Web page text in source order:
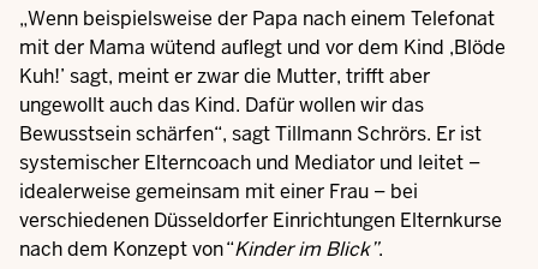
„Wenn beispielsweise der Papa nach einem Telefonat
mit der Mama wütend auflegt und vor dem Kind ,Blöde
Kuh!’ sagt, meint er zwar die Mutter, trifft aber
ungewollt auch das Kind. Dafür wollen wir das
Bewusstsein schärfen“, sagt Tillmann Schrörs. Er ist
systemischer Elterncoach und Mediator und leitet –
idealerweise gemeinsam mit einer Frau – bei
verschiedenen Düsseldorfer Einrichtungen Elternkurse
nach dem Konzept von “Kinder im Blick”.